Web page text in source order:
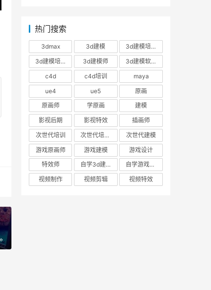
热门搜索
3dmax 3d建模
3d建模培训
3d建模培训班
3d建模师
3d建模软件
c4d
c4d培训
maya
ue4
ue5
原画
原画师
学原画
建模
影视后期
影视特效
插画师
次世代培训
次世代培训机构
次世代建模
游戏原画师
游戏建模
游戏设计
特效师
自学3d建模
自学游戏建模
视频制作
视频剪辑 视频特效